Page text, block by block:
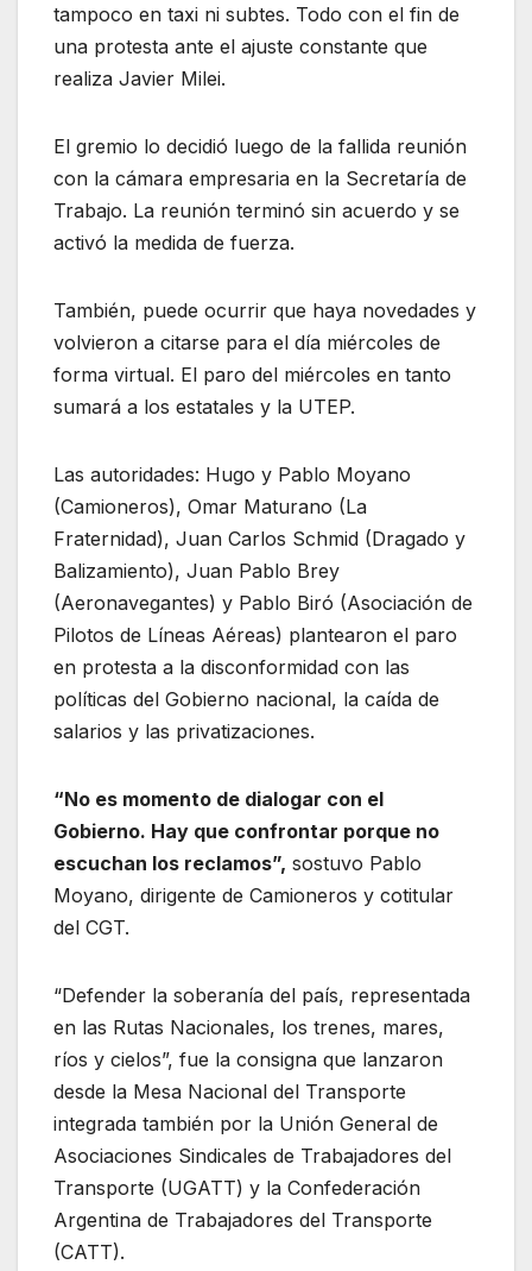
tampoco en taxi ni subtes. Todo con el fin de
una protesta ante el ajuste constante que
realiza Javier Milei.
El gremio lo decidió luego de la fallida reunión
con la cámara empresaria en la Secretaría de
Trabajo. La reunión terminó sin acuerdo y se
activó la medida de fuerza.
También, puede ocurrir que haya novedades y
volvieron a citarse para el día miércoles de
forma virtual. El paro del miércoles en tanto
sumará a los estatales y la UTEP.
Las autoridades: Hugo y Pablo Moyano
(Camioneros), Omar Maturano (La
Fraternidad), Juan Carlos Schmid (Dragado y
Balizamiento), Juan Pablo Brey
(Aeronavegantes) y Pablo Biró (Asociación de
Pilotos de Líneas Aéreas) plantearon el paro
en protesta a la disconformidad con las
políticas del Gobierno nacional, la caída de
salarios y las privatizaciones.
“No es momento de dialogar con el
Gobierno. Hay que confrontar porque no
escuchan los reclamos”, sostuvo Pablo
Moyano, dirigente de Camioneros y cotitular
del CGT.
“Defender la soberanía del país, representada
en las Rutas Nacionales, los trenes, mares,
ríos y cielos”, fue la consigna que lanzaron
desde la Mesa Nacional del Transporte
integrada también por la Unión General de
Asociaciones Sindicales de Trabajadores del
Transporte (UGATT) y la Confederación
Argentina de Trabajadores del Transporte
(CATT).